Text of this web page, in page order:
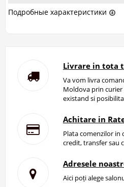
Подробные характеристики
Livrare in tota
Va vom livra
Moldova prin curier
existand si
Achitare in
Plata comenzilor in
credit, transfer sau
Adresele
Aici poți alege